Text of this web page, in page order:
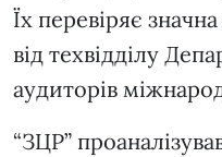
Їх перевіряє
від техвідділу
аудиторів
“ЗЦР”